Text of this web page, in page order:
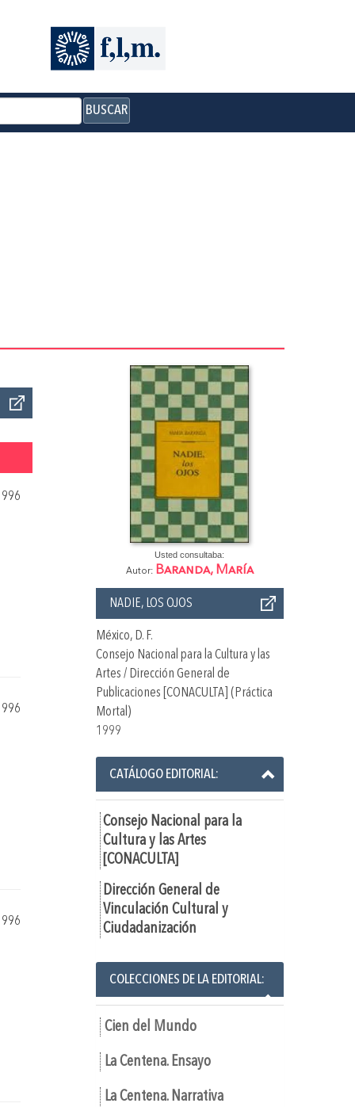
BUSCAR
Usted consultaba:
Autor: Baranda, María
NADIE, LOS OJOS
México, D. F.
Consejo Nacional para la Cultura y las
Artes / Dirección General de
Publicaciones [CONACULTA] (Práctica
Mortal)
1999
CATÁLOGO EDITORIAL:
Consejo Nacional para la
Cultura y las Artes
[CONACULTA]
Dirección General de
Vinculación Cultural y
Ciudadanización
COLECCIONES DE LA EDITORIAL:
Cien del Mundo
La Centena. Ensayo
La Centena. Narrativa